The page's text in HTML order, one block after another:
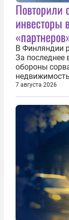
Повторили
инвесторы
В Финляндии
За последнее
обороны
фирмами с
заявили, что
создания в
следить за...
7 августа 2026